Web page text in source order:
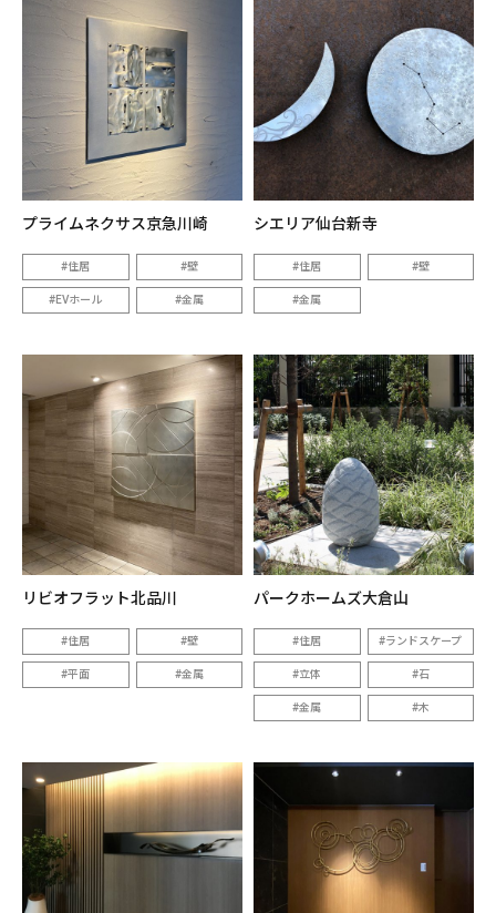
プライムネクサス京急川崎
住居 壁
EVホール 金属
シエリア仙台新寺
住居 壁
金属
リビオフラット北品川
住居 壁
平面 金属
パークホームズ大倉山
住居 ランドスケープ
立体 石
金属 木